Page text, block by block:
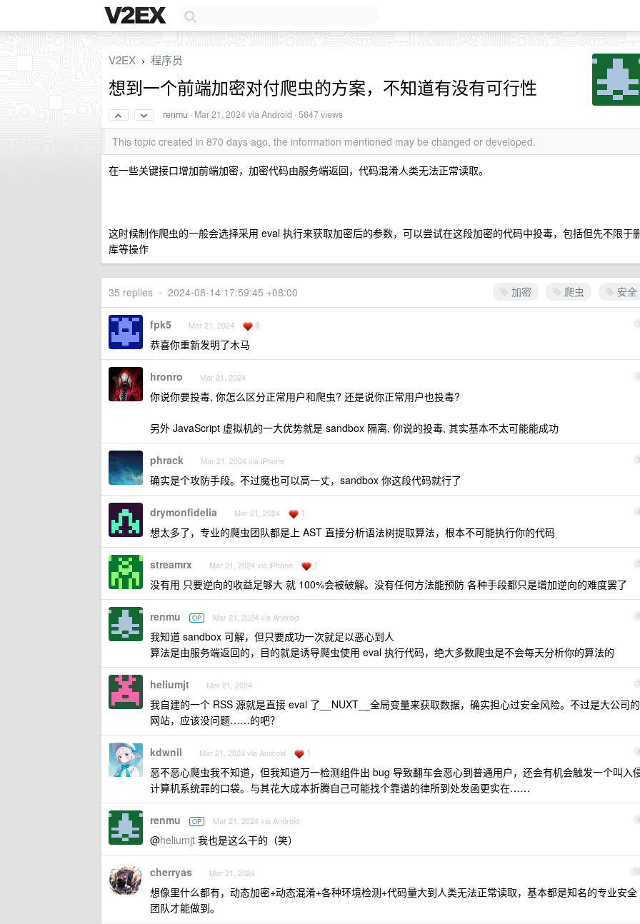
V2EX › 程序员
想到一个前端加密对付爬虫的方案，不知道有没有可行性
renmu · Mar 21, 2024via Android · 5647 views
This topic created in 870 days ago, the information mentioned may be changed or developed.
在一些关键接口增加前端加密，加密代码由服务端返回，代码混淆人类无法正常读取。
这时候制作爬虫的一般会选择采用 eval 执行来获取加密后的参数，可以尝试在这段加密的代码中投毒，包括但先不限于
库等操作
加密 爬虫 安全
35 replies • 2024-08-14 17:59:45 +08:00
1
fpk5 Mar 21, 2024 8
恭喜你重新发明了木马
2
hronro Mar 21, 2024
你说你要投毒, 你怎么区分正常用户和爬虫? 还是说你正常用户也投毒?
另外 JavaScript 虚拟机的一大优势就是 sandbox 隔离, 你说的投毒, 其实基本不太可能能成功
3
phrack Mar 21, 2024 via iPhone
确实是个攻防手段。不过魔也可以高一丈，sandbox 你这段代码就行了
4
drymonfidelia Mar 21, 2024 1
想太多了，专业的爬虫团队都是上 AST 直接分析语法树提取算法，根本不可能执行你的代码
5
streamrx Mar 21, 2024 via iPhone 1
没有用 只要逆向的收益足够大 就 100%会被破解。没有任何方法能预防 各种手段都只是增加逆向的难度罢了
6
renmu OP Mar 21, 2024 via Android
我知道 sandbox 可解，但只要成功一次就足以恶心到人
算法是由服务端返回的，目的就是诱导爬虫使用 eval 执行代码，绝大多数爬虫是不会每天分析你的算法的
7
heliumjt Mar 21, 2024
我自建的一个 RSS 源就是直接 eval 了__NUXT__全局变量来获取数据，确实担心过安全风险。不过是大公司的
网站，应该没问题……的吧？
8
kdwnil Mar 21, 2024 via Android 1
恶不恶心爬虫我不知道，但我知道万一检测组件出 bug 导致翻车会恶心到普通用户，还会有机会触发一个叫入
计算机系统罪的口袋。与其花大成本折腾自己可能找个靠谱的律所到处发函更实在……
9
renmu OP Mar 21, 2024 via Android
@heliumjt 我也是这么干的（笑）
10
cherryas Mar 21, 2024
想像里什么都有，动态加密+动态混淆+各种环境检测+代码量大到人类无法正常读取，基本都是知名的专业安全
团队才能做到。